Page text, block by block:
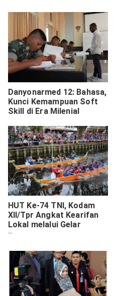
Danyonarmed 12: Bahasa,
Kunci Kemampuan Soft
Skill di Era Milenial
HUT Ke-74 TNI, Kodam
XII/Tpr Angkat Kearifan
Lokal melalui Gelar
Lomba Dayung Perahu